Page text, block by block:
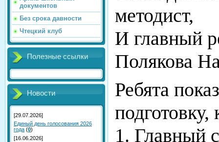
документов
Без срока давности
Чтецкий клуб
Полезные ссылки
Новости
[29.07.2026]
Единый день голосования 2026
года (0)
[16.06.2026]
методист,
И главный
Полякова
Ребята
1. Главный